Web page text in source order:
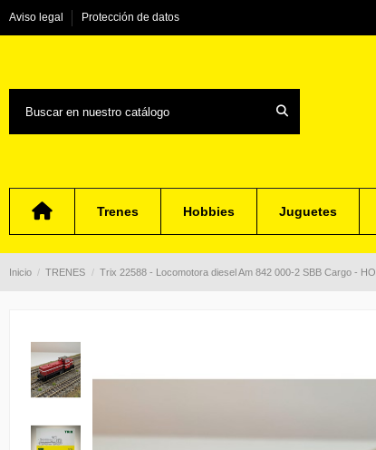
Aviso legal Protección de datos
Trenes Hobbies Juguetes
Inicio TRENES Trix 22588 - Locomotora diesel Am 842 000-2 SBB Cargo - HO